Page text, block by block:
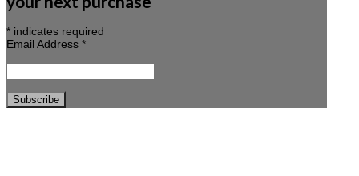
* indicates required
Email Address *